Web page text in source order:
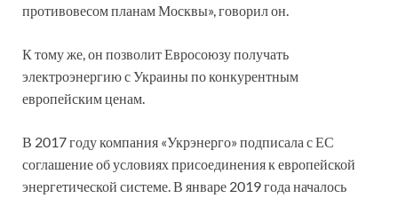
противовесом планам Москвы», говорил он.
К тому же, он позволит Евросоюзу получать
электроэнергию с Украины по конкурентным
европейским ценам.
В 2017 году компания «Укрэнерго» подписала с ЕС
соглашение об условиях присоединения к европейской
энергетической системе. В январе 2019 года началось